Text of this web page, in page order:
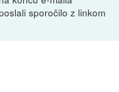
sporočilo z linkom